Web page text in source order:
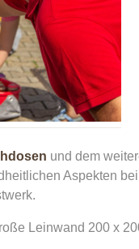
und dem
Aspekten
Leinwand 200 x